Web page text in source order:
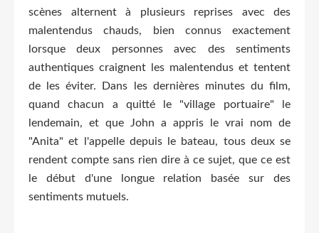
scènes alternent à plusieurs reprises avec des
malentendus chauds, bien connus exactement
lorsque deux personnes avec des sentiments
authentiques craignent les malentendus et tentent
de les éviter.
Dans les dernières minutes du film,
quand chacun a quitté le "village portuaire" le
lendemain, et que John a appris le vrai nom de
"Anita" et l'appelle depuis le bateau, tous deux se
rendent compte sans rien dire à ce sujet, que ce est
le début d'une longue relation basée sur des
sentiments mutuels.